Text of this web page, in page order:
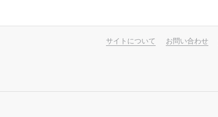
サイトについて お問い合わせ